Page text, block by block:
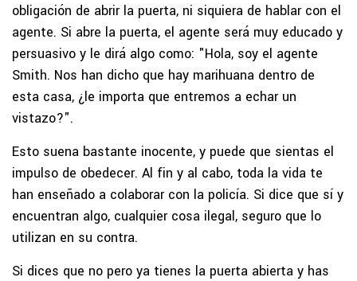
obligación de abrir la puerta, ni siquiera de hablar con el
agente. Si abre la puerta, el agente será muy educado y
persuasivo y le dirá algo como: "Hola, soy el agente
Smith. Nos han dicho que hay marihuana dentro de
esta casa, ¿le importa que entremos a echar un
vistazo?".
Esto suena bastante inocente, y puede que sientas el
impulso de obedecer. Al fin y al cabo, toda la vida te
han enseñado a colaborar con la policía. Si dice que sí y
encuentran algo, cualquier cosa ilegal, seguro que lo
utilizan en su contra.
Si dices que no pero ya tienes la puerta abierta y has